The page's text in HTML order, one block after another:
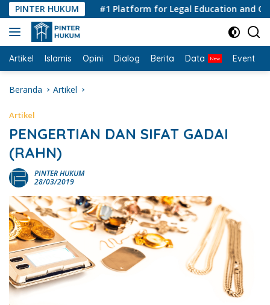
Langsung
ke
konten
PINTER HUKUM #1 Platform for Legal Education and
Artikel Islamis Opini Dialog Berita Data Event
Beranda Artikel
Artikel
PENGERTIAN DAN SIFAT GADAI
(RAHN)
PINTER HUKUM
28/03/2019